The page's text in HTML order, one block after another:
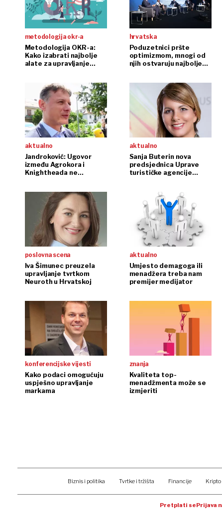
metodologija okr-a
Metodologija OKR-a:
Kako izabrati najbolje
alate za upravljanje
hrvatska
Poduzetnici pršte
optimizmom, mnogi od
njih ostvaruju najbolje
aktualno
Jandroković: Ugovor
između Agrokora i
Knightheada ne
aktualno
Sanja Buterin nova
predsjednica Uprave
turističke agencije
poslovna scena
Iva Šimunec preuzela
upravljanje tvrtkom
Neuroth u Hrvatskoj
aktualno
Umjesto demagoga ili
menadžera treba nam
premijer medijator
konferencijske vijesti
Kako podaci omogućuju
uspješno upravljanje
markama
znanja
Kvaliteta top-
menadžmenta može se
izmjeriti
Biznis i politika Tvrtke i tržišta Financije Kripto
Pretplati sePrijava